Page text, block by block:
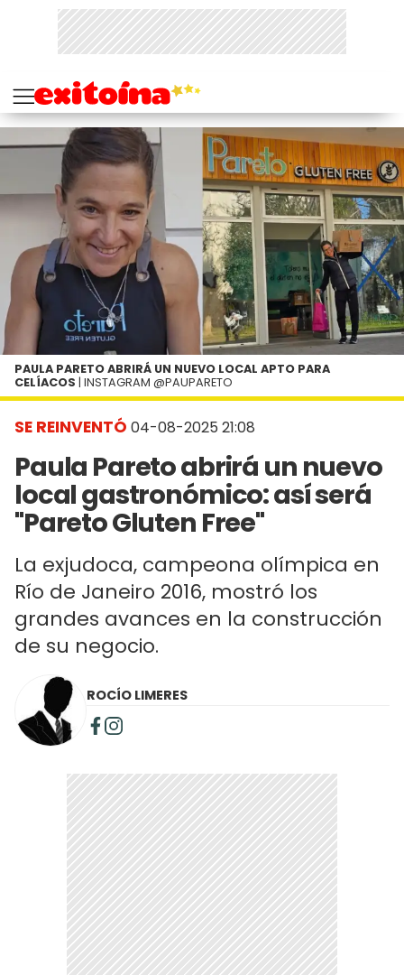
SE REINVENTÓ 04-08-2025 21:08
Paula Pareto abrirá un nuevo
local gastronómico: así será
"Pareto Gluten Free"
La exjudoca, campeona olímpica en
Río de Janeiro 2016, mostró los
grandes avances en la construcción
de su negocio.
PAULA PARETO ABRIRÁ UN NUEVO LOCAL APTO PARA
CELÍACOS | INSTAGRAM @PAUPARETO
ROCÍO LIMERES